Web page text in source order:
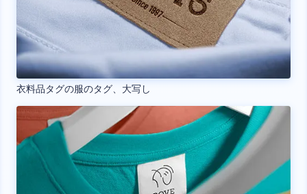
衣料品タグの服のタグ、大写し